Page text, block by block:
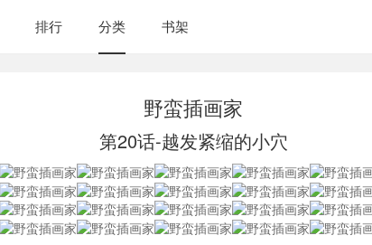
排行 分类 书架
野蛮插画家
第20话-越发紧缩的小穴